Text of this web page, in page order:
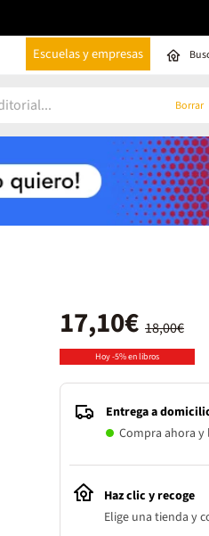
Escuelas y empresas
Borrar
18,00€
17,10€
Hoy -5% en libros
Entrega a
Compra ahora y
Haz clic y recoge
Elige una tienda y